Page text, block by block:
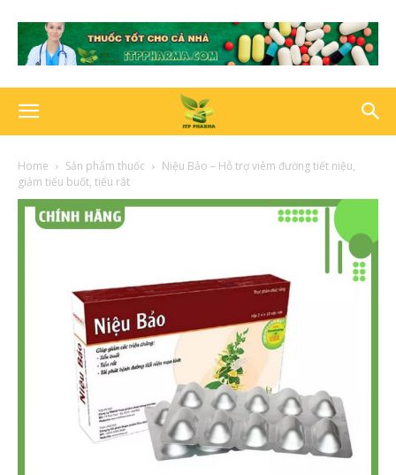
Home Sản phẩm thuốc
Niệu Bảo – Hỗ trợ viêm đường tiết niệu,
giảm tiểu buốt, tiểu rắt